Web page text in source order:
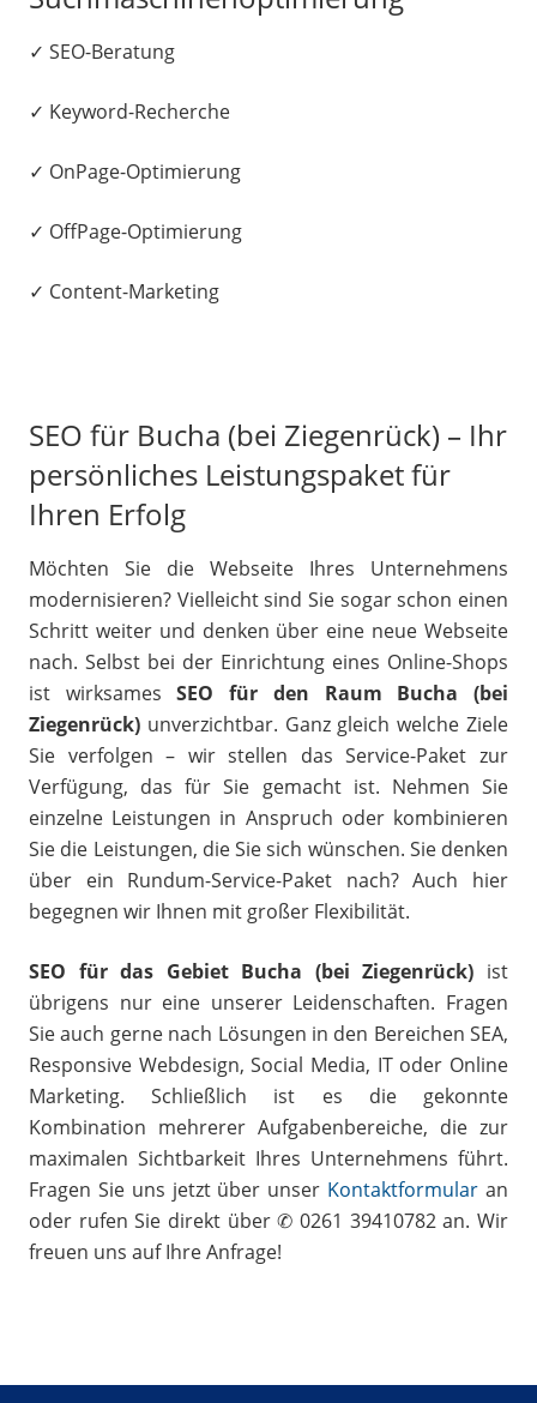
✓ SEO-Beratung
✓ Keyword-Recherche
✓ OnPage-Optimierung
✓ OffPage-Optimierung
✓ Content-Marketing
SEO für Bucha (bei Ziegenrück) – Ihr
persönliches Leistungspaket für
Ihren Erfolg
Möchten Sie die Webseite Ihres Unternehmens
modernisieren? Vielleicht sind Sie sogar schon einen
Schritt weiter und denken über eine neue Webseite
nach. Selbst bei der Einrichtung eines Online-Shops
ist wirksamesSEO für den Raum Bucha (bei
Ziegenrück) unverzichtbar. Ganz gleich welche Ziele
Sie verfolgen – wir stellen das Service-Paket zur
Verfügung, das für Sie gemacht ist. Nehmen Sie
einzelne Leistungen in Anspruch oder kombinieren
Sie die Leistungen, die Sie sich wünschen. Sie denken
über ein Rundum-Service-Paket nach? Auch hier
begegnen wir Ihnen mit großer Flexibilität.
SEO für das Gebiet Bucha (bei Ziegenrück) ist
übrigens nur eine unserer Leidenschaften. Fragen
Sie auch gerne nach Lösungen in den Bereichen SEA,
Responsive Webdesign, Social Media, IT oder Online
Marketing. Schließlich ist es die gekonnte
Kombination mehrerer Aufgabenbereiche, die zur
maximalen Sichtbarkeit Ihres Unternehmens führt.
Fragen Sie uns jetzt über unser Kontaktformular an
oder rufen Sie direkt über ✆ 0261 39410782 an. Wir
freuen uns auf Ihre Anfrage!